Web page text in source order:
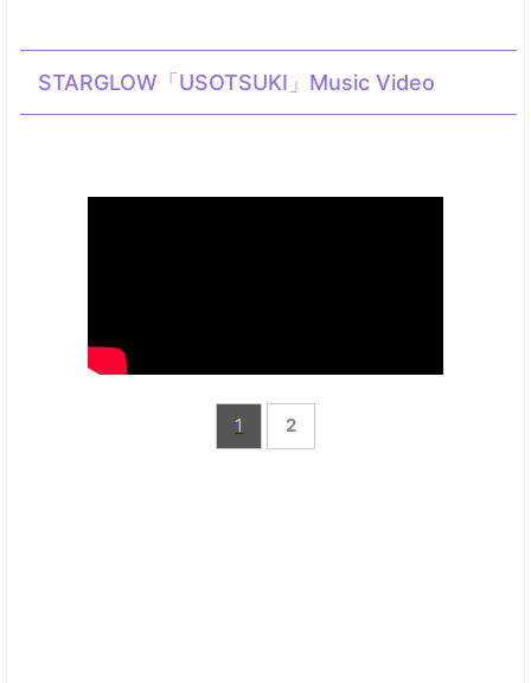
STARGLOW「USOTSUKI」Music Video
1 2